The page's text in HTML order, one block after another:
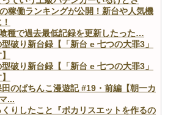
稼働ランキングが公開！新台や人気機
種で過去最低記録を更新したった…
破り新台録【「新台 e 七つの大罪3」
破り新台録【「新台 e 七つの大罪3」
のぱちんこ漫遊記 #19・前編【朝一カ
...
りしたこと『ポカリスエットを作るの